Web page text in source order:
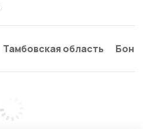
Тамбовская область